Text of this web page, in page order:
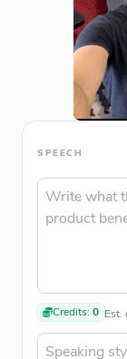
SPEECH
Credits: 0 Est.